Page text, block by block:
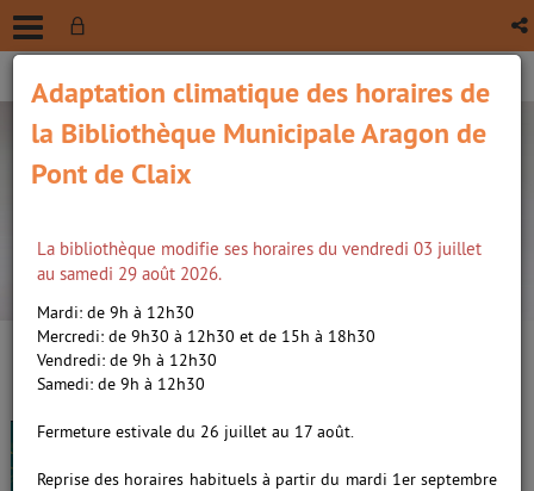
recherche avancée
Le radeau des étoiles, roman /
Graff, Andrew J.. Auteur
Adaptation climatique des horaires de
la Bibliothèque Municipale Aragon de
Pont de Claix
La bibliothèque modifie ses horaires du vendredi 03 juillet
au samedi 29 août 2026.
Mardi: de 9h à 12h30
Mercredi: de 9h30 à 12h30 et de 15h à 18h30
Vendredi: de 9h à 12h30
Samedi: de 9h à 12h30
Fermeture estivale du 26 juillet au 17 août.
Reprise des horaires habituels à partir du mardi 1er septembre